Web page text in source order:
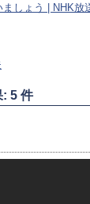
しょう | NHK放
: 5 件